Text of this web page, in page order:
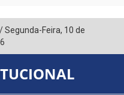
/Segunda-Feira, 10 de